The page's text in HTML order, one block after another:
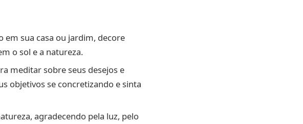
em sua casa ou jardim, decore
o sol e a natureza.
meditar sobre seus desejos e
objetivos se concretizando e sinta
agradecendo pela luz, pelo